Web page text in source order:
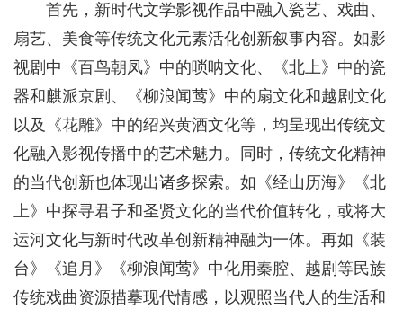
首先，新时代文学影视作品中融入瓷艺、戏曲、
扇艺、美食等传统文化元素活化创新叙事内容。如影
视剧中《百鸟朝凤》中的唢呐文化、《北上》中的瓷
器和麒派京剧、《柳浪闻莺》中的扇文化和越剧文化
以及《花雕》中的绍兴黄酒文化等，均呈现出传统文
化融入影视传播中的艺术魅力。同时，传统文化精神
的当代创新也体现出诸多探索。如《经山历海》《北
上》中探寻君子和圣贤文化的当代价值转化，或将大
运河文化与新时代改革创新精神融为一体。再如《装
台》《追月》《柳浪闻莺》中化用秦腔、越剧等民族
传统戏曲资源描摹现代情感，以观照当代人的生活和